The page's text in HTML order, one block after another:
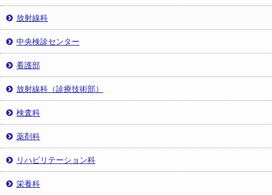
放射線科
中央検診センター
看護部
放射線科（診療技術部）
検査科
薬剤科
リハビリテーション科
栄養科